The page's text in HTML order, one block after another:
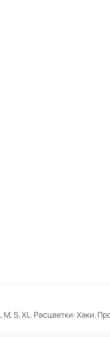
S, XL. Расцветки: Хаки.